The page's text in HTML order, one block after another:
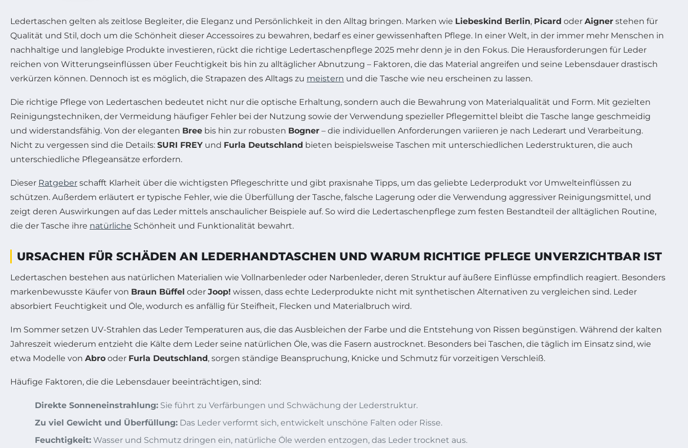
Ledertaschen gelten als zeitlose Begleiter, die Eleganz und Persönlichkeit in den Alltag bringen. Marken wie Liebeskind Berlin, Picard oder Aigner stehen für
Qualität und Stil, doch um die Schönheit dieser Accessoires zu bewahren, bedarf es einer gewissenhaften Pflege. In einer Welt, in der immer mehr Menschen in
nachhaltige und langlebige Produkte investieren, rückt die richtige Ledertaschenpflege 2025 mehr denn je in den Fokus. Die Herausforderungen für Leder
reichen von Witterungseinflüssen über Feuchtigkeit bis hin zu alltäglicher Abnutzung – Faktoren, die das Material angreifen und seine Lebensdauer drastisch
verkürzen können. Dennoch ist es möglich, die Strapazen des Alltags zu meistern und die Tasche wie neu erscheinen zu lassen.
Die richtige Pflege von Ledertaschen bedeutet nicht nur die optische Erhaltung, sondern auch die Bewahrung von Materialqualität und Form. Mit gezielten
Reinigungstechniken, der Vermeidung häufiger Fehler bei der Nutzung sowie der Verwendung spezieller Pflegemittel bleibt die Tasche lange geschmeidig
und widerstandsfähig. Von der eleganten Bree bis hin zur robusten Bogner – die individuellen Anforderungen variieren je nach Lederart und Verarbeitung.
Nicht zu vergessen sind die Details: SURI FREY und Furla Deutschland bieten beispielsweise Taschen mit unterschiedlichen Lederstrukturen, die auch
unterschiedliche Pflegeansätze erfordern.
Dieser Ratgeber schafft Klarheit über die wichtigsten Pflegeschritte und gibt praxisnahe Tipps, um das geliebte Lederprodukt vor Umwelteinflüssen zu
schützen. Außerdem erläutert er typische Fehler, wie die Überfüllung der Tasche, falsche Lagerung oder die Verwendung aggressiver Reinigungsmittel, und
zeigt deren Auswirkungen auf das Leder mittels anschaulicher Beispiele auf. So wird die Ledertaschenpflege zum festen Bestandteil der alltäglichen Routine,
die der Tasche ihre natürliche Schönheit und Funktionalität bewahrt.
URSACHEN FÜR SCHÄDEN AN LEDERHANDTASCHEN UND WARUM RICHTIGE PFLEGE UNVERZICHTBAR IST
Ledertaschen bestehen aus natürlichen Materialien wie Vollnarbenleder oder Narbenleder, deren Struktur auf äußere Einflüsse empfindlich reagiert. Besonders
markenbewusste Käufer von Braun Büffel oder Joop! wissen, dass echte Lederprodukte nicht mit synthetischen Alternativen zu vergleichen sind. Leder
absorbiert Feuchtigkeit und Öle, wodurch es anfällig für Steifheit, Flecken und Materialbruch wird.
Im Sommer setzen UV-Strahlen das Leder Temperaturen aus, die das Ausbleichen der Farbe und die Entstehung von Rissen begünstigen. Während der kalten
Jahreszeit wiederum entzieht die Kälte dem Leder seine natürlichen Öle, was die Fasern austrocknet. Besonders bei Taschen, die täglich im Einsatz sind, wie
etwa Modelle von Abro oder Furla Deutschland, sorgen ständige Beanspruchung, Knicke und Schmutz für vorzeitigen Verschleiß.
Häufige Faktoren, die die Lebensdauer beeinträchtigen, sind:
Direkte Sonneneinstrahlung: Sie führt zu Verfärbungen und Schwächung der Lederstruktur.
Zu viel Gewicht und Überfüllung: Das Leder verformt sich, entwickelt unschöne Falten oder Risse.
Feuchtigkeit: Wasser und Schmutz dringen ein, natürliche Öle werden entzogen, das Leder trocknet aus.